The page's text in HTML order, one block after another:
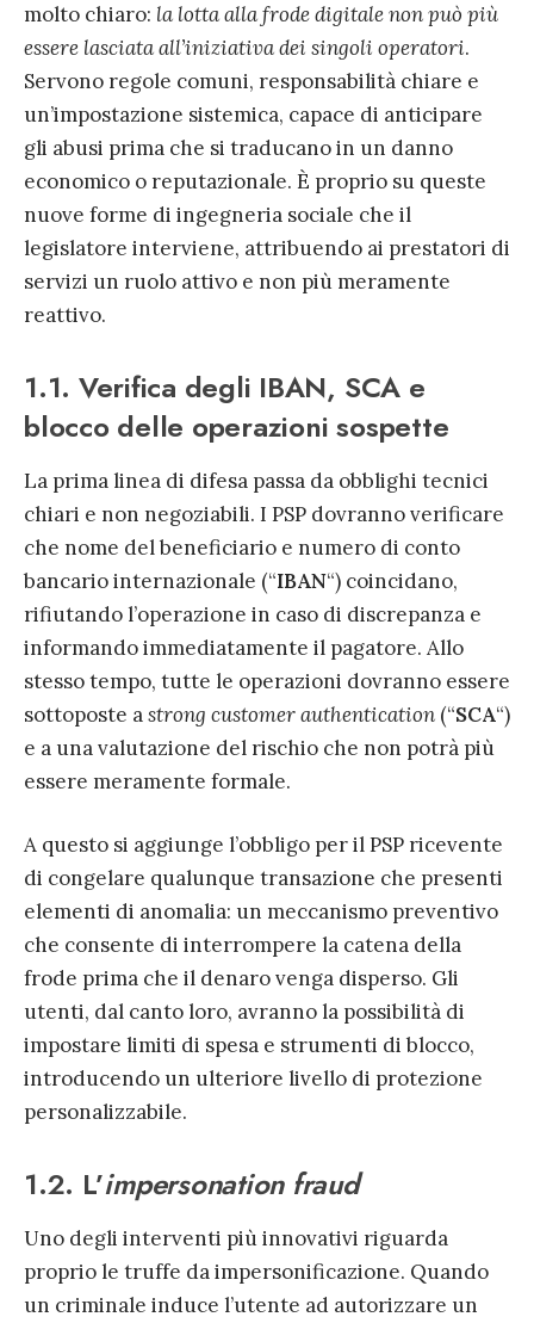
molto chiaro: la lotta alla frode digitale non può più
essere lasciata all’iniziativa dei singoli operatori.
Servono regole comuni, responsabilità chiare e
un’impostazione sistemica, capace di anticipare
gli abusi prima che si traducano in un danno
economico o reputazionale. È proprio su queste
nuove forme di ingegneria sociale che il
legislatore interviene, attribuendo ai prestatori di
servizi un ruolo attivo e non più meramente
reattivo.
1.1. Verifica degli IBAN, SCA e
blocco delle operazioni sospette
La prima linea di difesa passa da obblighi tecnici
chiari e non negoziabili. I PSP dovranno verificare
che nome del beneficiario e numero di conto
bancario internazionale (“IBAN“) coincidano,
rifiutando l’operazione in caso di discrepanza e
informando immediatamente il pagatore. Allo
stesso tempo, tutte le operazioni dovranno essere
sottoposte astrong customer authentication (“SCA“)
e a una valutazione del rischio che non potrà più
essere meramente formale.
A questo si aggiunge l’obbligo per il PSP ricevente
di congelare qualunque transazione che presenti
elementi di anomalia: un meccanismo preventivo
che consente di interrompere la catena della
frode prima che il denaro venga disperso. Gli
utenti, dal canto loro, avranno la possibilità di
impostare limiti di spesa e strumenti di blocco,
introducendo un ulteriore livello di protezione
personalizzabile.
1.2. L’impersonation fraud
Uno degli interventi più innovativi riguarda
proprio le truffe da impersonificazione. Quando
un criminale induce l’utente ad autorizzare un